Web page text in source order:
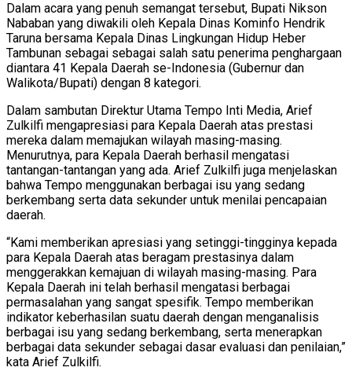
Dalam acara yang penuh semangat tersebut, Bupati Nikson
Nababan yang diwakili oleh Kepala Dinas Kominfo Hendrik
Taruna bersama Kepala Dinas Lingkungan Hidup Heber
Tambunan sebagai sebagai salah satu penerima penghargaan
diantara 41 Kepala Daerah se-Indonesia (Gubernur dan
Walikota/Bupati) dengan 8 kategori.
Dalam sambutan Direktur Utama Tempo Inti Media, Arief
Zulkilfi mengapresiasi para Kepala Daerah atas prestasi
mereka dalam memajukan wilayah masing-masing.
Menurutnya, para Kepala Daerah berhasil mengatasi
tantangan-tantangan yang ada. Arief Zulkilfi juga menjelaskan
bahwa Tempo menggunakan berbagai isu yang sedang
berkembang serta data sekunder untuk menilai pencapaian
daerah.
“Kami memberikan apresiasi yang setinggi-tingginya kepada
para Kepala Daerah atas beragam prestasinya dalam
menggerakkan kemajuan di wilayah masing-masing. Para
Kepala Daerah ini telah berhasil mengatasi berbagai
permasalahan yang sangat spesifik. Tempo memberikan
indikator keberhasilan suatu daerah dengan menganalisis
berbagai isu yang sedang berkembang, serta menerapkan
berbagai data sekunder sebagai dasar evaluasi dan penilaian,”
kata Arief Zulkilfi.